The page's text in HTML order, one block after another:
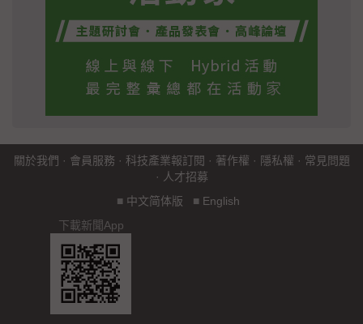
關於我們 · 會員服務 · 科技產業報訂閱 · 著作權 · 隱私權 · 常見問題
· 人才招募
■ 中文简体版 ■ English
下載新聞App